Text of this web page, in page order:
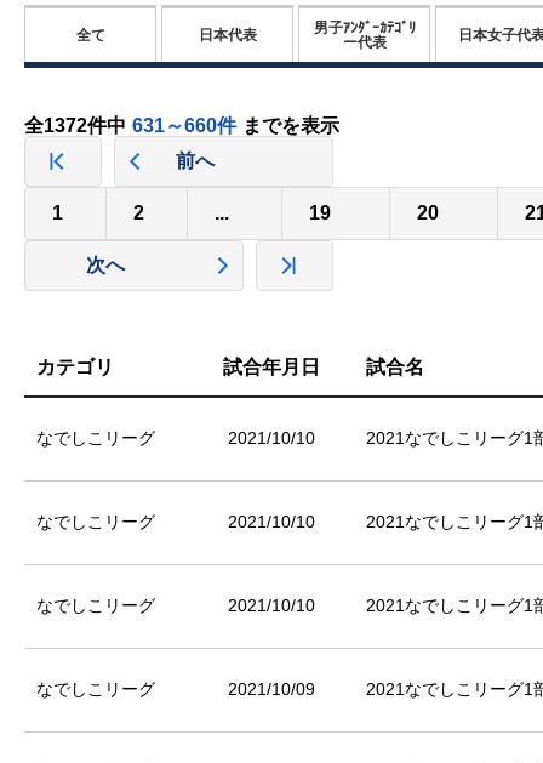
全て 日本代表
男子ｱﾝﾀﾞｰｶﾃｺﾞﾘ
ー代表
日本女子代
全1372件中 631～660件 までを表示
前へ
1 2 ... 19 20
次へ
カテゴリ 試合年月日 試合名
なでしこリーグ 2021/10/10 2021なでしこリーグ1
なでしこリーグ 2021/10/10 2021なでしこリーグ1
なでしこリーグ 2021/10/10 2021なでしこリーグ1
なでしこリーグ 2021/10/09 2021なでしこリーグ1